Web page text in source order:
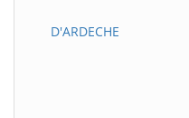
D'ARDECHE